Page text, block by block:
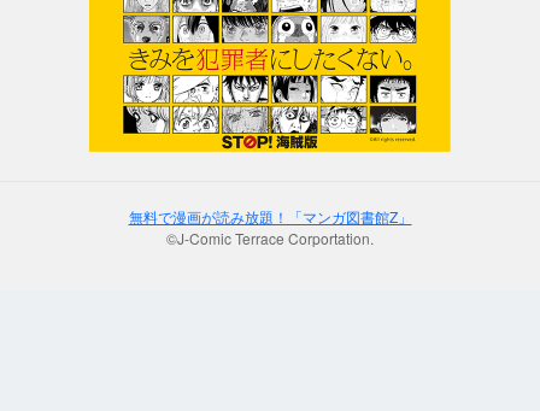
無料で漫画が読み放題！「マンガ図書館Z」
©J-Comic Terrace Corportation.